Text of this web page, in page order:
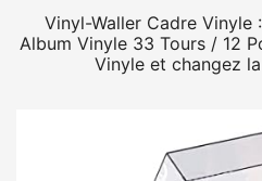
Vinyl-Waller Cadre Vinyle
Album Vinyle 33 Tours / 12
Vinyle et changez